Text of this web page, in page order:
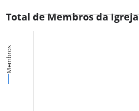
Total de Membros da Igreja
Membros